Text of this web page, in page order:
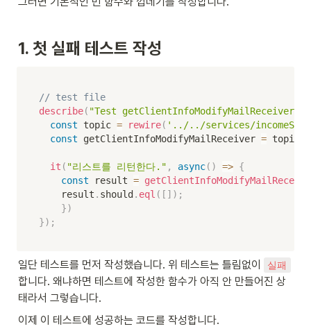
1. 첫 실패 테스트 작성
// test file
describe( "Test getClientInfoModifyMailReceiver(),
const topic = rewire( '../../services/
const getClientInfoModifyMailReceiver = topic
it ( "리스트를 리턴한다." , async( ) => {
const result =
    result
. should . eql ( [ ] ) ;
})
}) ;
일단 테스트를 먼저 작성했습니다. 위 테스트는 틀림없이 실패
합니다. 왜냐하면 테스트에 작성한 함수가 아직 안 만들어진 상
태라서 그렇습니다.
이제 이 테스트에 성공하는 코드를 작성합니다.